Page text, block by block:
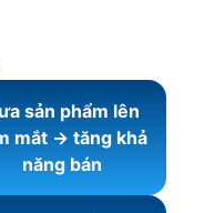
sản phẩm lên
mắt → tăng khả
năng bán